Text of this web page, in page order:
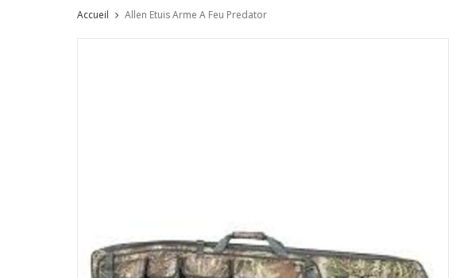
Accueil Allen Etuis Arme A Feu Predator